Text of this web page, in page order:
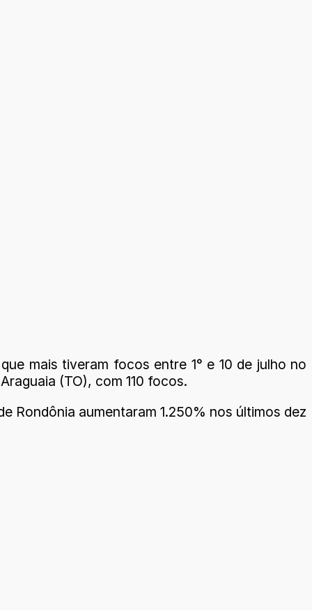
mais tiveram focos entre 1° e 10 de julho no
(TO), com 110 focos.
Rondônia aumentaram 1.250% nos últimos dez